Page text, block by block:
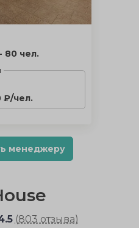
80 чел.
₽/чел.
менеджеру
(803 отзыва)